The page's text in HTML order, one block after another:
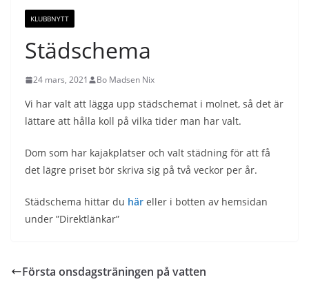
KLUBBNYTT
Städschema
24 mars, 2021 Bo Madsen Nix
Vi har valt att lägga upp städschemat i molnet, så det är
lättare att hålla koll på vilka tider man har valt.
Dom som har kajakplatser och valt städning för att få
det lägre priset bör skriva sig på två veckor per år.
Städschema hittar du här eller i botten av hemsidan
under ”Direktlänkar”
Första onsdagsträningen på vatten